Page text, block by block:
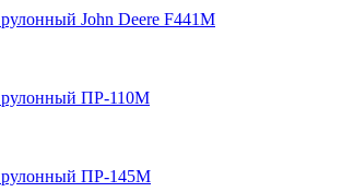
John Deere F441M
ПР-110М
ПР-145М